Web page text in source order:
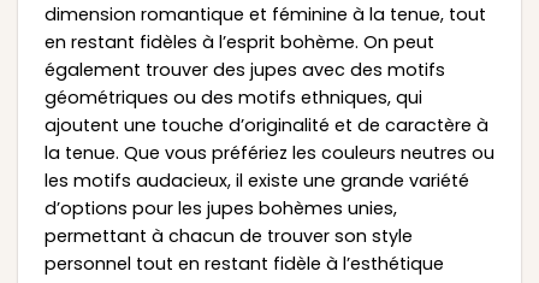
dimension romantique et féminine à la tenue, tout
en restant fidèles à l’esprit bohème. On peut
également trouver des jupes avec des motifs
géométriques ou des motifs ethniques, qui
ajoutent une touche d’originalité et de caractère à
la tenue. Que vous préfériez les couleurs neutres ou
les motifs audacieux, il existe une grande variété
d’options pour les jupes bohèmes unies,
permettant à chacun de trouver son style
personnel tout en restant fidèle à l’esthétique